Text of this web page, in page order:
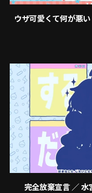
ウザ可愛くて何が悪い
完全放棄宣言 ∕ 水